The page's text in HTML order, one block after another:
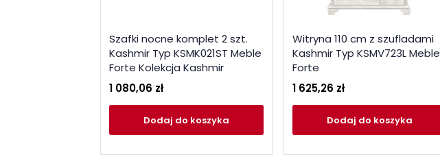
Szafki nocne komplet 2 szt.
Kashmir Typ KSMK021ST Meble
Forte Kolekcja Kashmir
1 080,06 zł
Dodaj do koszyka
Witryna 110 cm z szufladami
Kashmir Typ KSMV723L Meble
Forte
1 625,26 zł
Dodaj do koszyka